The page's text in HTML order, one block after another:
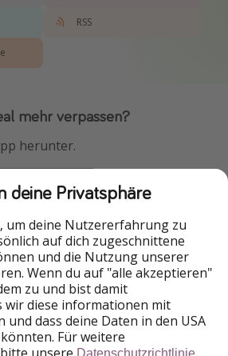
RSS
mehr verpassen?
herunter.
der HolidayPirates Group
HolidayPirates
WakacyjniPiraci
Ferienpiraten
ViajerosPiratas
deine Privatsphäre
um deine Nutzererfahrung zu
auf dich zugeschnittene
und die Nutzung unserer
Wenn du auf "alle akzeptieren"
zu und bist damit
wir diese informationen mit
dass deine Daten in den USA
Für weitere
Datenschutzrichtlinie